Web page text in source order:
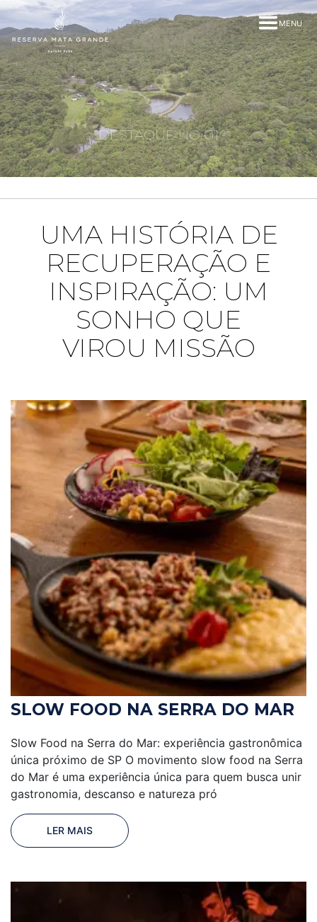
MENU
DESTAQUE NO G1
UMA HISTÓRIA DE
RECUPERAÇÃO E
INSPIRAÇÃO: UM
SONHO QUE
VIROU MISSÃO
SLOW FOOD NA SERRA DO MAR
Slow Food na Serra do Mar: experiência gastronômica
única próximo de SP O movimento slow food na Serra
do Mar é uma experiência única para quem busca unir
gastronomia, descanso e natureza pró
LER MAIS